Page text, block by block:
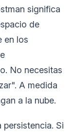
significa
de
en los
No necesitas
A medida
a la nube.
Si